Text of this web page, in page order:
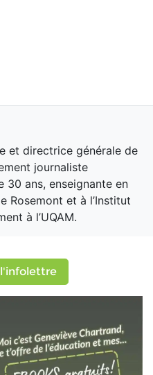
et directrice générale de
journaliste
30 ans, enseignante en
Rosemont et à l’Institut
à l’UQAM.
l'infolettre